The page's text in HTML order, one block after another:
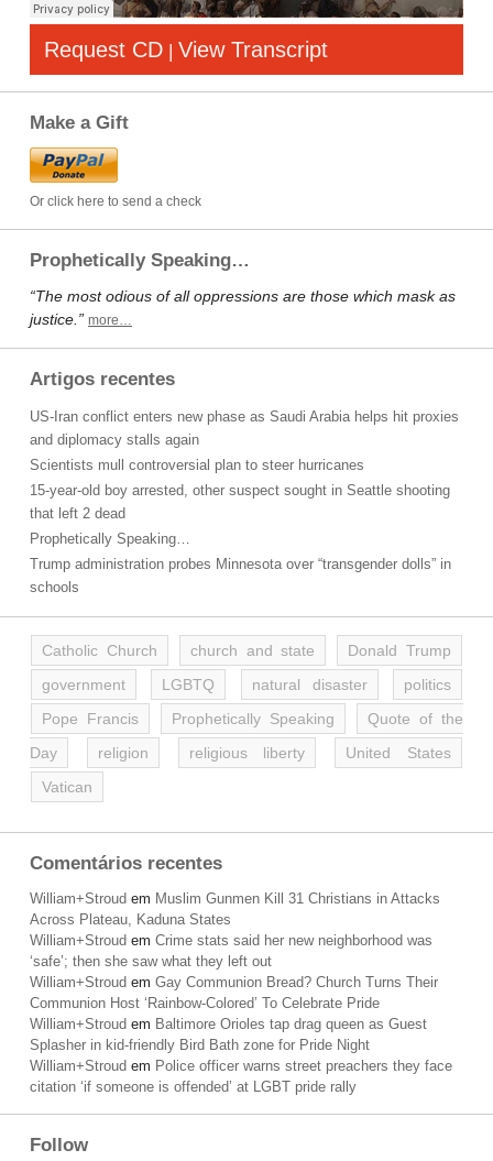
Request CD | View Transcript
Make a Gift
Or click here to send a check
Prophetically Speaking…
“The most odious of all oppressions are those which mask as
justice.” more…
Artigos recentes
US-Iran conflict enters new phase as Saudi Arabia helps hit proxies
and diplomacy stalls again
Scientists mull controversial plan to steer hurricanes
15-year-old boy arrested, other suspect sought in Seattle shooting
that left 2 dead
Prophetically Speaking…
Trump administration probes Minnesota over “transgender dolls” in
schools
Catholic Church church and state
Donald Trump
government
LGBTQ natural disaster
politics
Pope Francis
Prophetically Speaking
Quote of the
Day
religion religious liberty
United States
Vatican
Comentários recentes
William+Stroud em Muslim Gunmen Kill 31 Christians in Attacks
Across Plateau, Kaduna States
William+Stroud em Crime stats said her new neighborhood was
‘safe’; then she saw what they left out
William+Stroud em Gay Communion Bread? Church Turns Their
Communion Host ‘Rainbow-Colored’ To Celebrate Pride
William+Stroud em Baltimore Orioles tap drag queen as Guest
Splasher in kid-friendly Bird Bath zone for Pride Night
William+Stroud em Police officer warns street preachers they face
citation ‘if someone is offended’ at LGBT pride rally
Follow